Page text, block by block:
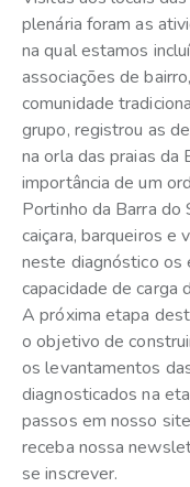
plenária foram as
na qual estamos
associações de
comunidade
grupo, registrou as
na orla das praias da
importância de um
Portinho da Barra do
caiçara, barqueiros e
neste diagnóstico
capacidade de carga
A próxima etapa
o objetivo de
os levantamentos
diagnosticados na
passos em nosso
receba nossa
se inscrever.